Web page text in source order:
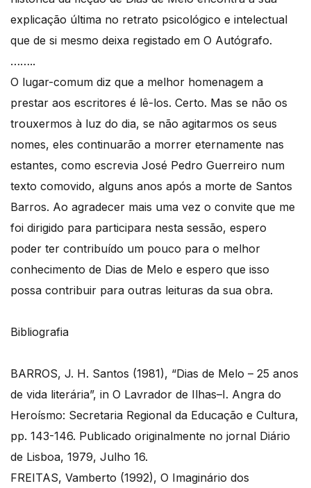
explicação última no retrato psicológico e intelectual
que de si mesmo deixa registado em O Autógrafo.
……..
O lugar-comum diz que a melhor homenagem a
prestar aos escritores é lê-los. Certo. Mas se não os
trouxermos à luz do dia, se não agitarmos os seus
nomes, eles continuarão a morrer eternamente nas
estantes, como escrevia José Pedro Guerreiro num
texto comovido, alguns anos após a morte de Santos
Barros. Ao agradecer mais uma vez o convite que me
foi dirigido para participara nesta sessão, espero
poder ter contribuído um pouco para o melhor
conhecimento de Dias de Melo e espero que isso
possa contribuir para outras leituras da sua obra.
Bibliografia
BARROS, J. H. Santos (1981), “Dias de Melo – 25 anos
de vida literária”, in O Lavrador de Ilhas–I. Angra do
Heroísmo: Secretaria Regional da Educação e Cultura,
pp. 143-146. Publicado originalmente no jornal Diário
de Lisboa, 1979, Julho 16.
FREITAS, Vamberto (1992), O Imaginário dos